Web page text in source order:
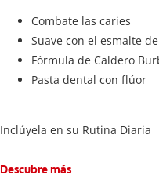
Combate las caries
Suave con el esmalte
Fórmula de Caldero
Pasta dental con flúor
Inclúyela en su Rutina Diaria
Descubre más